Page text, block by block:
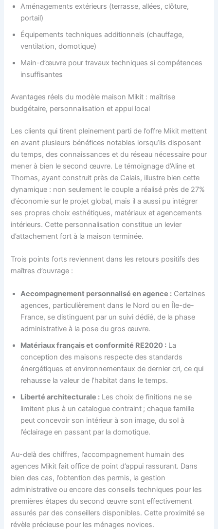
Aménagements extérieurs (terrasse, allées, clôture,
portail)
Équipements techniques additionnels (chauffage,
ventilation, domotique)
Main-d’œuvre pour travaux techniques si compétences
insuffisantes
Avantages réels du modèle maison Mikit : maîtrise
budgétaire, personnalisation et appui local
Les clients qui tirent pleinement parti de l’offre Mikit mettent
en avant plusieurs bénéfices notables lorsqu’ils disposent
du temps, des connaissances et du réseau nécessaire pour
mener à bien le second œuvre. Le témoignage d’Aline et
Thomas, ayant construit près de Calais, illustre bien cette
dynamique : non seulement le couple a réalisé près de 27%
d’économie sur le projet global, mais il a aussi pu intégrer
ses propres choix esthétiques, matériaux et agencements
intérieurs. Cette personnalisation constitue un levier
d’attachement fort à la maison terminée.
Trois points forts reviennent dans les retours positifs des
maîtres d’ouvrage :
Accompagnement personnalisé en agence : Certaines
agences, particulièrement dans le Nord ou en Île-de-
France, se distinguent par un suivi dédié, de la phase
administrative à la pose du gros œuvre.
Matériaux français et conformité RE2020 : La
conception des maisons respecte des standards
énergétiques et environnementaux de dernier cri, ce qui
rehausse la valeur de l’habitat dans le temps.
Liberté architecturale : Les choix de finitions ne se
limitent plus à un catalogue contraint ; chaque famille
peut concevoir son intérieur à son image, du sol à
l’éclairage en passant par la domotique.
Au-delà des chiffres, l’accompagnement humain des
agences Mikit fait office de point d’appui rassurant. Dans
bien des cas, l’obtention des permis, la gestion
administrative ou encore des conseils techniques pour les
premières étapes du second œuvre sont effectivement
assurés par des conseillers disponibles. Cette proximité se
révèle précieuse pour les ménages novices.